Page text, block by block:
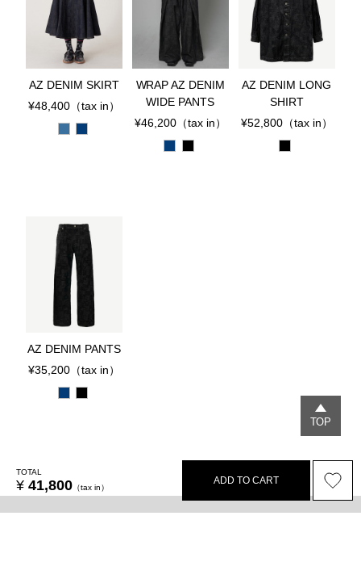
AZ DENIM SKIRT
¥48,400 （tax in）
WRAP AZ DENIM
WIDE PANTS
¥46,200（tax in）
AZ DENIM LONG
SHIRT
¥52,800（tax in）
AZ DENIM PANTS
¥35,200 （tax in）
TOTAL
¥ 41,800（tax in）
ADD TO CART
TOP